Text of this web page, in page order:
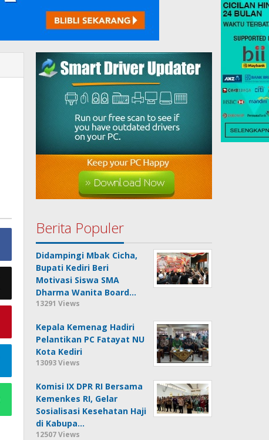
Berita Populer
Didampingi Mbak Cicha,
Bupati Kediri Beri
Motivasi Siswa SMA
Dharma Wanita Board…
13291 Views
Kepala Kemenag Hadiri
Pelantikan PC Fatayat NU
Kota Kediri
13093 Views
Komisi IX DPR RI Bersama
Kemenkes RI, Gelar
Sosialisasi Kesehatan Haji
di Kabupa…
12507 Views